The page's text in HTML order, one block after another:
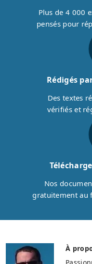
Plus de 4 000
pensés pour
Rédigés
Des textes
vérifiés et
Nos
gratuitement au
À